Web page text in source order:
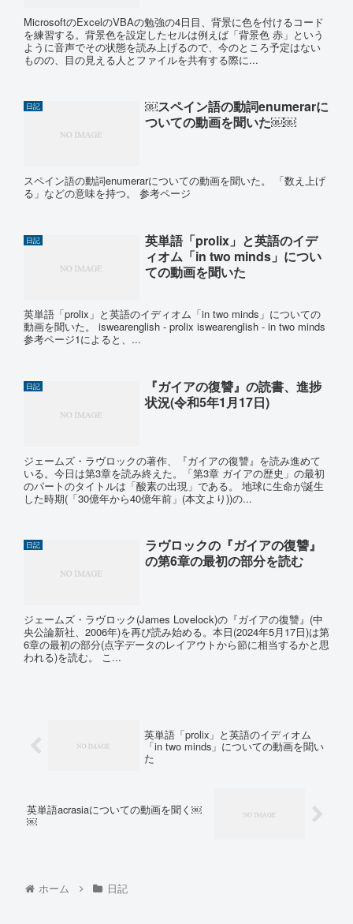
MicrosoftのExcelのVBAの勉強の4日目、背景に色を付けるコード
を練習する。背景色を設定したセルは例えば「背景色 赤」という
ように音声でその状態を読み上げるので、今のところ予定はない
ものの、目の見える人とファイルを共有する際に...
日記
￼スペイン語の動詞enumerarに
ついての動画を聞いた￼￼
スペイン語の動詞enumerarについての動画を聞いた。 「数え上げ
る」などの意味を持つ。 参考ページ
日記
英単語「prolix」と英語のイデ
ィオム「in two minds」につい
ての動画を聞いた
英単語「prolix」と英語のイディオム「in two minds」についての
動画を聞いた。 iswearenglish - prolix iswearenglish - in two minds
参考ページ1によると、...
日記
『ガイアの復讐』の読書、進捗
状況(令和5年1月17日)
ジェームズ・ラヴロックの著作、『ガイアの復讐』を読み進めて
いる。今日は第3章を読み終えた。「第3章 ガイアの歴史」の最初
のパートのタイトルは「酸素の出現」である。 地球に生命が誕生
した時期(「30億年から40億年前」(本文より))の...
日記
ラヴロックの『ガイアの復讐』
の第6章の最初の部分を読む
ジェームズ・ラヴロック(James Lovelock)の『ガイアの復讐』(中
央公論新社、2006年)を再び読み始める。本日(2024年5月17日)は第
6章の最初の部分(点字データのレイアウトから節に相当するかと思
われる)を読む。 こ...
英単語「prolix」と英語のイディオム
「in two minds」についての動画を聞い
た
英単語acrasiaについての動画を聞く￼
￼
ホーム 日記